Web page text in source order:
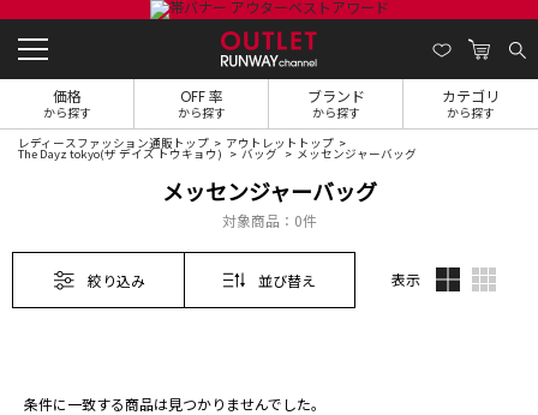
価格
から探す
OFF 率
から探す
ブランド
から探す
カテゴリ
から探す
レディースファッション通販トップ アウトレットトップ
The Dayz tokyo(ザ デイズ トウキョウ) バッグ メッセンジャーバッグ
メッセンジャーバッグ
対象商品： 0件
絞り込み 並び替え 表示
条件に一致する商品は見つかりませんでした。